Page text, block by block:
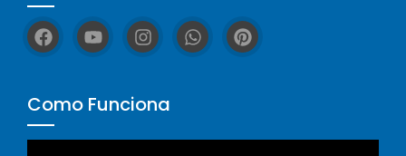
Como Funciona